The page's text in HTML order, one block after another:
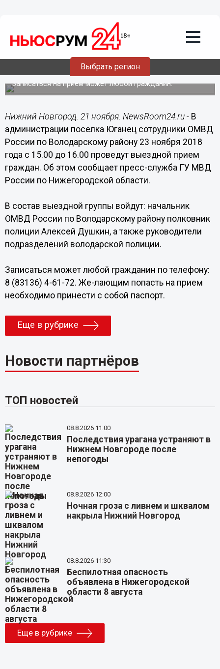
Выбрать регион
21.11.201817:22
Володарские полицейские проведут
выездной прием граждан
Записаться на прием может любой гражданин.
Нижний Новгород. 21 ноября. NewsRoom24.ru - В
администрации поселка Юганец сотрудники ОМВД
России по Володарскому району 23 ноября 2018
года с 15.00 до 16.00 проведут выездной прием
граждан. Об этом сообщает пресс-служба ГУ МВД
России по Нижегородской области.
В состав выездной группы войдут: начальник
ОМВД России по Володарскому району полковник
полиции Алексей Душкин, а также руководители
подразделений володарской полиции.
Записаться может любой гражданин по телефону:
8 (83136) 4-61-72. Же-лающим попасть на прием
необходимо принести с собой паспорт.
Еще в рубрике
Новости партнёров
ТОП новостей
08.8.2026 11:00
Последствия урагана устраняют в
Нижнем Новгороде после
непогоды
08.8.2026 12:00
Ночная гроза с ливнем и шквалом
накрыла Нижний Новгород
08.8.2026 11:30
Беспилотная опасность
объявлена в Нижегородской
области 8 августа
Еще в рубрике